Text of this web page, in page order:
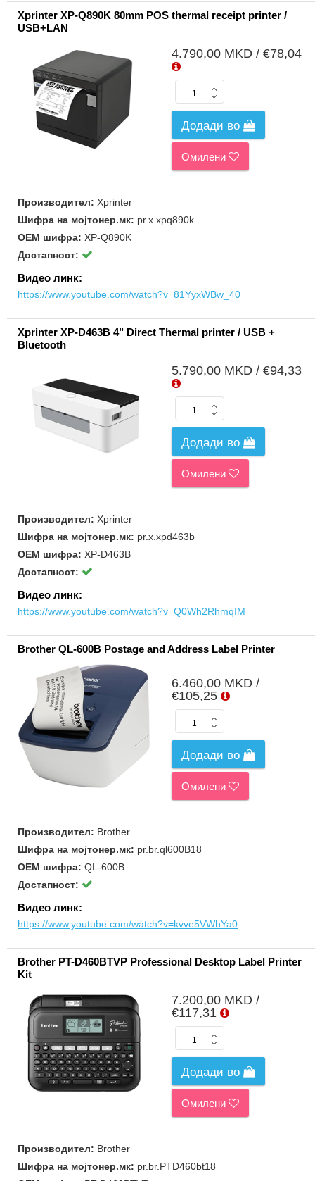
Xprinter XP-Q890K 80mm POS thermal receipt printer /
USB+LAN
4.790,00 MKD / €78,04
Додади во
Омилени
Производител: Xprinter
Шифра на мојтонер.мк: pr.x.xpq890k
ОЕМ шифра: XP-Q890K
Достапност:
Видео линк:
https://www.youtube.com/watch?v=81YyxWBw_40
Xprinter XP-D463B 4" Direct Thermal printer / USB +
Bluetooth
5.790,00 MKD / €94,33
Додади во
Омилени
Производител: Xprinter
Шифра на мојтонер.мк: pr.x.xpd463b
ОЕМ шифра: XP-D463B
Достапност:
Видео линк:
https://www.youtube.com/watch?v=Q0Wh2RhmqIM
Brother QL-600B Postage and Address Label Printer
6.460,00 MKD /
€105,25
Додади во
Омилени
Производител: Brother
Шифра на мојтонер.мк: pr.br.ql600B18
ОЕМ шифра: QL-600B
Достапност:
Видео линк:
https://www.youtube.com/watch?v=kvve5VWhYa0
Brother PT-D460BTVP Professional Desktop Label Printer
Kit
7.200,00 MKD /
€117,31
Додади во
Омилени
Производител: Brother
Шифра на мојтонер.мк: pr.br.PTD460bt18